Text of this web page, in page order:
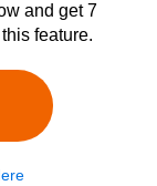
and get 7
feature.